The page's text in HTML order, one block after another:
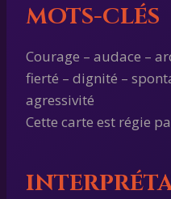
MOTS-CLÉS
Courage – audace –
fierté – dignité –
agressivité
Cette carte est régie